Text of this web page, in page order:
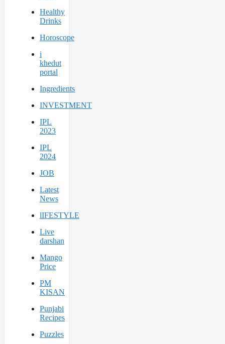
Healthy
Drinks
Horoscope
i
khedut
portal
Ingredients
INVESTMENT
IPL
2023
IPL
2024
JOB
Latest
News
lIFESTYLE
Live
darshan
Mango
Price
PM
KISAN
Punjabi
Recipes
Puzzles